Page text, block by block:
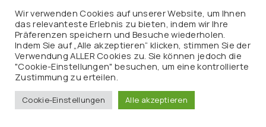
dadurch seit langer Zeit endlich wieder ein- und
durchschlafen. Die Investition hat sich für mich somit
mehr als gelohnt. Ein ganz herzliches Dankeschön für die
Vermittlung. Elke St., 2013
Wir verwenden Cookies auf unserer Website, um Ihnen
das relevanteste Erlebnis zu bieten, indem wir Ihre
Präferenzen speichern und Besuche wiederholen.
Indem Sie auf „Alle akzeptieren“ klicken, stimmen Sie der
Verwendung ALLER Cookies zu. Sie können jedoch die
"Cookie-Einstellungen" besuchen, um eine kontrollierte
Zustimmung zu erteilen.
Cookie-Einstellungen Alle akzeptieren